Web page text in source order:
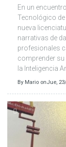
En un
Tecnológico
nueva
narrativas de
profesionales
comprender su
la Inteligencia
By Mario onJue,